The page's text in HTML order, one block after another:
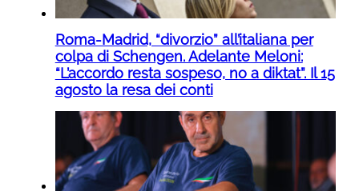
Roma-Madrid, “divorzio” all’italiana per
colpa di Schengen. Adelante Meloni:
“L’accordo resta sospeso, no a diktat”. Il 15
agosto la resa dei conti